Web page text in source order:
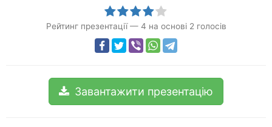
Рейтинг презентації — 4 на основі 2 голосів
Завантажити презентацію